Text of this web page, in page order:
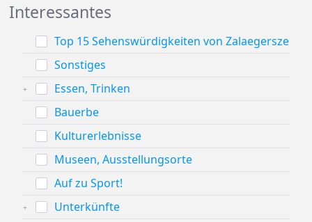
Interessantes
Top 15 Sehenswürdigkeiten von Zalaegerszeg
Sonstiges
Essen, Trinken
Bauerbe
Kulturerlebnisse
Museen, Ausstellungsorte
Auf zu Sport!
Unterkünfte